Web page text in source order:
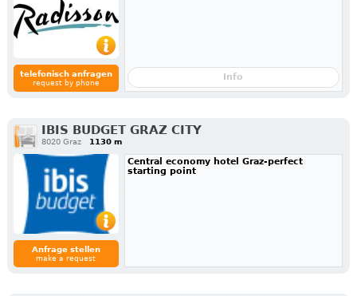
telefonisch anfragen
request by phone
Info
IBIS BUDGET GRAZ CITY
8020 Graz 1130 m
Anfrage stellen
make a request
Central economy hotel Graz-perfect
starting point